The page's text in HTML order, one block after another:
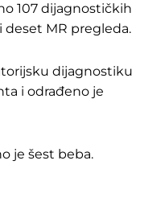
107 dijagnostičkih
deset MR pregleda.
dijagnostiku
i odrađeno je
je šest beba.